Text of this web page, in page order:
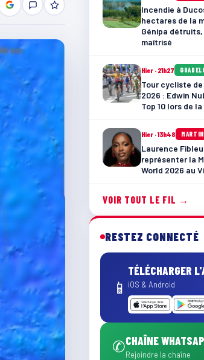
Incendie à
hectares de la
Génipa
maîtrisé
Hier · 21h27
Tour cycliste
2026 : Edwin
Top 10 lors de
Hier · 13h48
Laurence
représenter la
World 2026 au
VOIR TOUT LE FIL →
RESTEZ CONNECTÉ
📱
TÉLÉCHARGER
iOS & Android
✆CHAÎNE
Rejoindre la chaîne